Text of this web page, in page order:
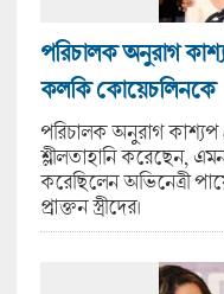
পরিচালক অনুরাগ
কলকি কোয়েচলিনকে
পরিচালক অনুরাগ
শ্লীলতাহানি করেছেন,
করেছিলেন অভিনেত্রী
প্রাক্তন স্ত্রীদের।